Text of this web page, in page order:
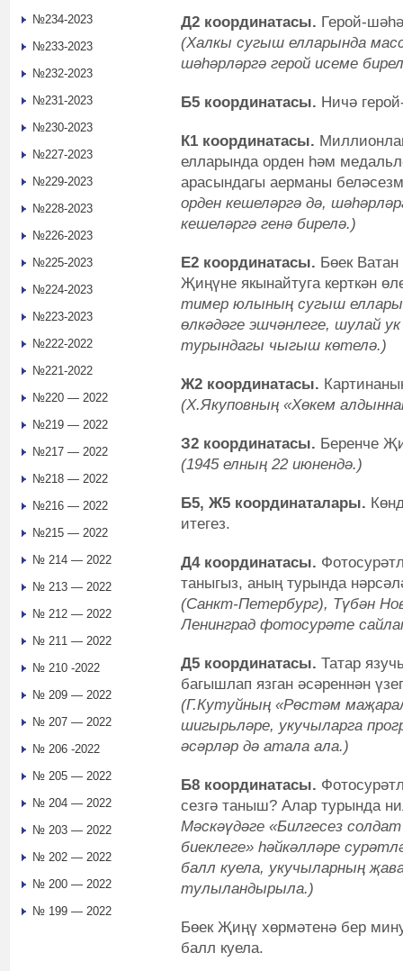
Д2 координатасы. Герой-
(Халкы сугыш елларында
шәһәрләргә герой исеме
Б5 координатасы. Ничә
К1 координатасы.
елларында орден һәм
арасындагы аерманы
орден кешеләргә дә,
кешеләргә генә бирелә.)
Е2 координатасы. Бөек
Җиңүне якынайтуга керткән
тимер юлының сугыш
өлкәдәге эшчәнлеге, шулай
турындагы чыгыш көтелә.)
Ж2 координатасы.
(Х.Якуповның «Хөкем
З2 координатасы. Беренче
(1945 елның 22 июнендә.)
Б5, Ж5 координаталары.
итегез.
Д4 координатасы.
таныгыз, аның турында
(Санкт-Петербург), Түбән
Ленинград фотосурәте
Д5 координатасы. Татар
багышлап язган әсәреннән
(Г.Кутуйның «Рөстәм
шигырьләре, укучыларга
әсәрләр дә атала ала.)
Б8 координатасы.
сезгә таныш? Алар турында
Мәскәүдәге «Билгесез
биеклеге» һәйкәлләре
балл куела, укучыларның
тулыландырыла.)
Бөек Җиңү хөрмәтенә бер
балл куела.
№234-2023
№233-2023
№232-2023
№231-2023
№230-2023
№227-2023
№229-2023
№228-2023
№226-2023
№225-2023
№224-2023
№223-2023
№222-2022
№221-2022
№220 — 2022
№219 — 2022
№217 — 2022
№218 — 2022
№216 — 2022
№215 — 2022
№ 214 — 2022
№ 213 — 2022
№ 212 — 2022
№ 211 — 2022
№ 210 -2022
№ 209 — 2022
№ 207 — 2022
№ 206 -2022
№ 205 — 2022
№ 204 — 2022
№ 203 — 2022
№ 202 — 2022
№ 200 — 2022
№ 199 — 2022